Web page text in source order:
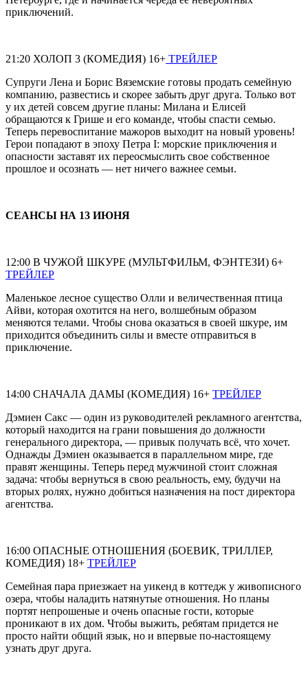
приключений.
21:20 ХОЛОП 3 (КОМЕДИЯ) 16+ ТРЕЙЛЕР
Супруги Лена и Борис Вяземские готовы продать семейную
компанию, развестись и скорее забыть друг друга. Только вот
у их детей совсем другие планы: Милана и Елисей
обращаются к Грише и его команде, чтобы спасти семью.
Теперь перевоспитание мажоров выходит на новый уровень!
Герои попадают в эпоху Петра I: морские приключения и
опасности заставят их переосмыслить свое собственное
прошлое и осознать — нет ничего важнее семьи.
СЕАНСЫ НА 13 ИЮНЯ
12:00 В ЧУЖОЙ ШКУРЕ (МУЛЬТФИЛЬМ, ФЭНТЕЗИ) 6+
ТРЕЙЛЕР
Маленькое лесное существо Олли и величественная птица
Айви, которая охотится на него, волшебным образом
меняются телами. Чтобы снова оказаться в своей шкуре, им
приходится объединить силы и вместе отправиться в
приключение.
14:00 СНАЧАЛА ДАМЫ (КОМЕДИЯ) 16+ ТРЕЙЛЕР
Дэмиен Сакс — один из руководителей рекламного агентства,
который находится на грани повышения до должности
генерального директора, — привык получать всё, что хочет.
Однажды Дэмиен оказывается в параллельном мире, где
правят женщины. Теперь перед мужчиной стоит сложная
задача: чтобы вернуться в свою реальность, ему, будучи на
вторых ролях, нужно добиться назначения на пост директора
агентства.
16:00 ОПАСНЫЕ ОТНОШЕНИЯ (БОЕВИК, ТРИЛЛЕР,
КОМЕДИЯ) 18+ ТРЕЙЛЕР
Семейная пара приезжает на уикенд в коттедж у живописного
озера, чтобы наладить натянутые отношения. Но планы
портят непрошеные и очень опасные гости, которые
проникают в их дом. Чтобы выжить, ребятам придется не
просто найти общий язык, но и впервые по-настоящему
узнать друг друга.